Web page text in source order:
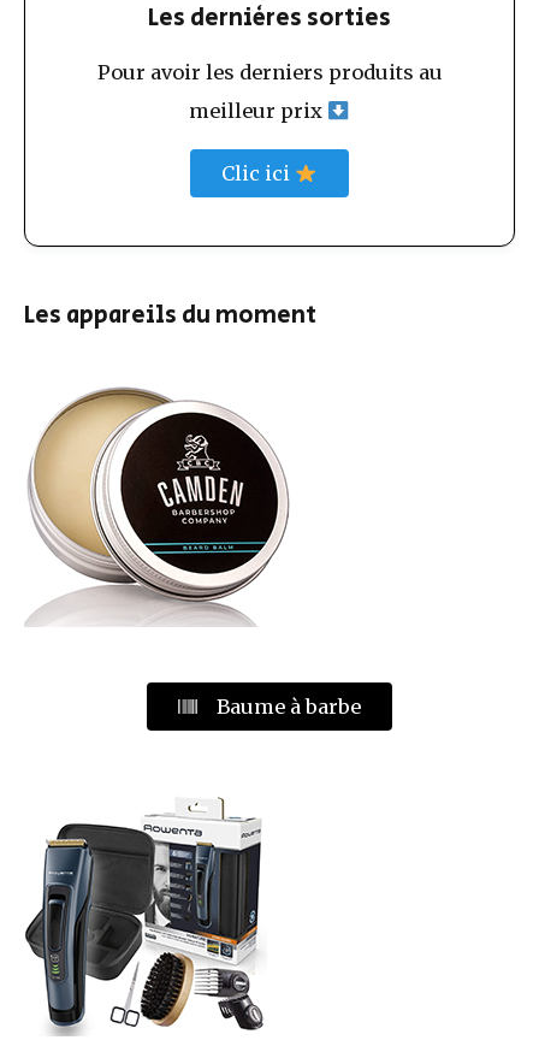
Les dernières sorties
Pour avoir les derniers produits au
meilleur prix
Clic ici
Les appareils du moment
Baume à barbe